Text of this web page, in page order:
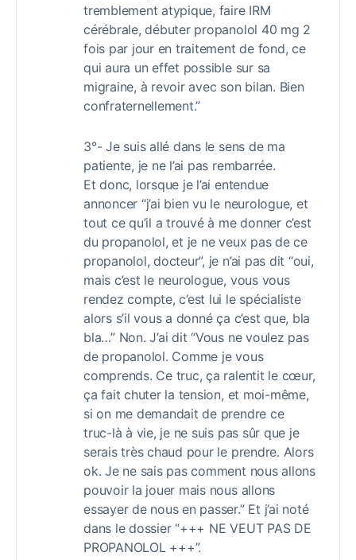
tremblement atypique, faire IRM
cérébrale, débuter propanolol 40 mg 2
fois par jour en traitement de fond, ce
qui aura un effet possible sur sa
migraine, à revoir avec son bilan. Bien
confraternellement.”
3°- Je suis allé dans le sens de ma
patiente, je ne l’ai pas rembarrée.
Et donc, lorsque je l’ai entendue
annoncer “j’ai bien vu le neurologue, et
tout ce qu’il a trouvé à me donner c’est
du propanolol, et je ne veux pas de ce
propanolol, docteur”, je n’ai pas dit “oui,
mais c’est le neurologue, vous vous
rendez compte, c’est lui le spécialiste
alors s’il vous a donné ça c’est que, bla
bla…” Non. J’ai dit “Vous ne voulez pas
de propanolol. Comme je vous
comprends. Ce truc, ça ralentit le cœur,
ça fait chuter la tension, et moi-même,
si on me demandait de prendre ce
truc-là à vie, je ne suis pas sûr que je
serais très chaud pour le prendre. Alors
ok. Je ne sais pas comment nous allons
pouvoir la jouer mais nous allons
essayer de nous en passer.” Et j’ai noté
dans le dossier “+++ NE VEUT PAS DE
PROPANOLOL +++”.